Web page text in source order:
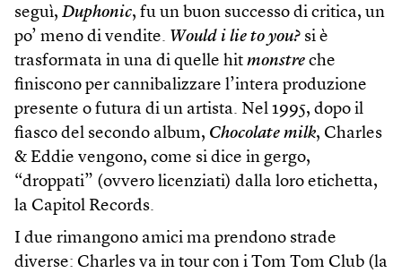
seguì, Duphonic, fu un buon successo di critica, un
po’ meno di vendite. Would i lie to you? si è
trasformata in una di quelle hit monstre che
finiscono per cannibalizzare l’intera produzione
presente o futura di un artista. Nel 1995, dopo il
fiasco del secondo album, Chocolate milk, Charles
& Eddie vengono, come si dice in gergo,
“droppati” (ovvero licenziati) dalla loro etichetta,
la Capitol Records.
I due rimangono amici ma prendono strade
diverse: Charles va in tour con i Tom Tom Club (la